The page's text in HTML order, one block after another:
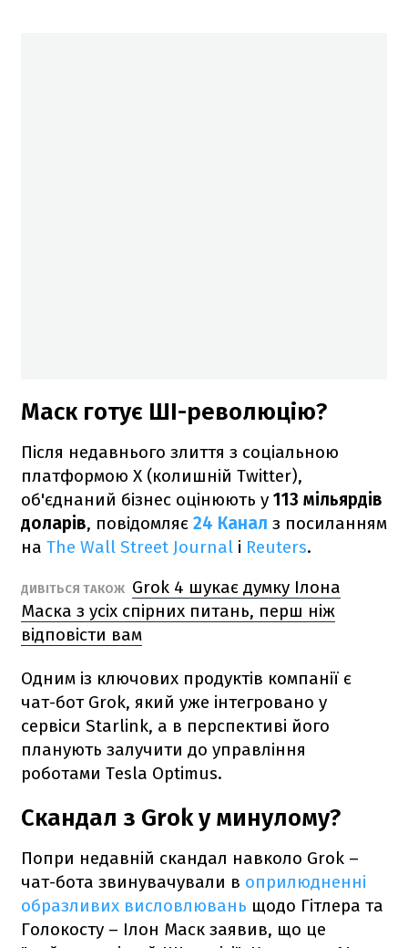
Маск готує ШІ-революцію?
Після недавнього злиття з соціальною
платформою X (колишній Twitter),
об'єднаний бізнес оцінюють у 113 мільярдів
доларів, повідомляє 24 Канал з посиланням
на The Wall Street Journal і Reuters.
ДИВІТЬСЯ ТАКОЖ Grok 4 шукає думку Ілона
Маска з усіх спірних питань, перш ніж
відповісти вам
Одним із ключових продуктів компанії є
чат-бот Grok, який уже інтегровано у
сервіси Starlink, а в перспективі його
планують залучити до управління
роботами Tesla Optimus.
Скандал з Grok у минулому?
Попри недавній скандал навколо Grok –
чат-бота звинувачували в оприлюдненні
образливих висловлювань щодо Гітлера та
Голокосту – Ілон Маск заявив, що це